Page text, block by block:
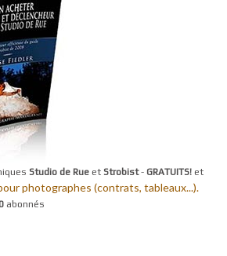
Studio de Rue et Strobist- GRATUITS! et
photographes (contrats, tableaux...).
abonnés